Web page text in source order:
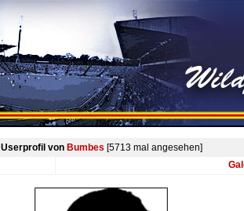
Userprofil von Bumbes [5713 mal angesehen]